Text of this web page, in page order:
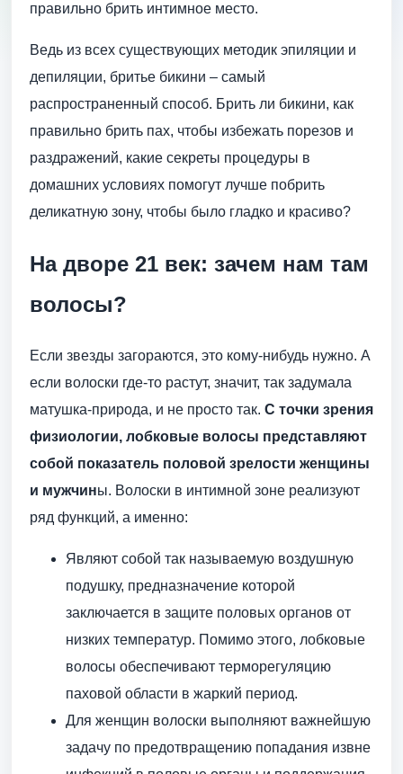
правильно брить интимное место.
Ведь из всех существующих методик эпиляции и
депиляции, бритье бикини – самый
распространенный способ. Брить ли бикини, как
правильно брить пах, чтобы избежать порезов и
раздражений, какие секреты процедуры в
домашних условиях помогут лучше побрить
деликатную зону, чтобы было гладко и красиво?
На дворе 21 век: зачем нам там
волосы?
Если звезды загораются, это кому-нибудь нужно. А
если волоски где-то растут, значит, так задумала
матушка-природа, и не просто так. С точки зрения
физиологии, лобковые волосы представляют
собой показатель половой зрелости женщины
и мужчины. Волоски в интимной зоне реализуют
ряд функций, а именно:
Являют собой так называемую воздушную
подушку, предназначение которой
заключается в защите половых органов от
низких температур. Помимо этого, лобковые
волосы обеспечивают терморегуляцию
паховой области в жаркий период.
Для женщин волоски выполняют важнейшую
задачу по предотвращению попадания извне